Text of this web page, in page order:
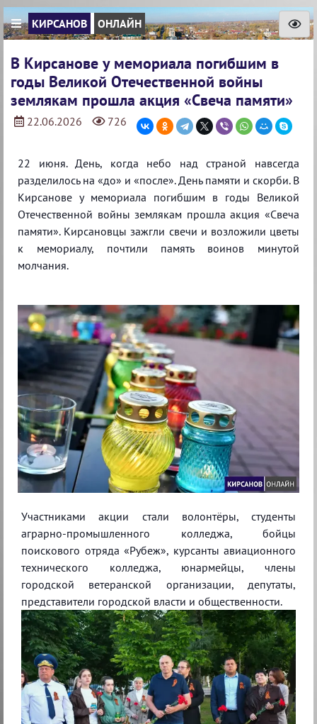
КИРСАНОВ ОНЛАЙН
В Кирсанове у мемориала погибшим в
годы Великой Отечественной войны
землякам прошла акция «Свеча памяти»
22.06.2026 726
22 июня. День, когда небо над страной навсегда
разделилось на «до» и «после». День памяти и скорби. В
Кирсанове у мемориала погибшим в годы Великой
Отечественной войны землякам прошла акция «Свеча
памяти». Кирсановцы зажгли свечи и возложили цветы
к мемориалу, почтили память воинов минутой
молчания.
Участниками акции стали волонтёры, студенты
аграрно-промышленного колледжа, бойцы
поискового отряда «Рубеж», курсанты авиационного
технического колледжа, юнармейцы, члены
городской ветеранской организации, депутаты,
представители городской власти и общественности.